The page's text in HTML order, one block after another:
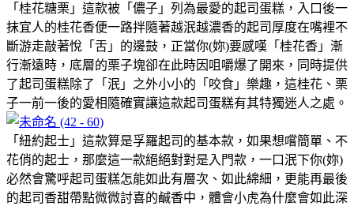
「桂花糖栗」這款被「儂子」列為最愛的起司蛋糕，入口後一
抹宜人的桂花香便一路拌隨著越泯越濃香的起司厚度在嘴裡不
斷游走敲著悅「舌」的邊鼓，正當你(妳)要感嘆「桂花香」漸
行漸遠時，底層的栗子塊卻在此時因咀嚼爆了開來，同時提供
了起司蛋糕除了「泯」之外小小的「咬食」樂趣，這桂花、栗
子一前一後的愛相隨確實讓這款起司蛋糕有其特獨迷人之處。
「紐約起士」這款算是孚羅起司的基本款，如果想嚐簡單、不
花俏的起士，那麼這一款絕絕對對是入門款，一口泯下你(妳)
必然會驚呼起司蛋糕怎能如此有層次、如此綿細，更能再最後
的起司香甜帶點微微討喜的鹹香中，體會小虎為什麼會如此深